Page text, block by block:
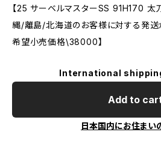
【25 サーベルマスターSS 91H170
縄/離島/北海道のお客様に対する発送
希望小売価格\38000】
International
Add to
日本国内にお住まい